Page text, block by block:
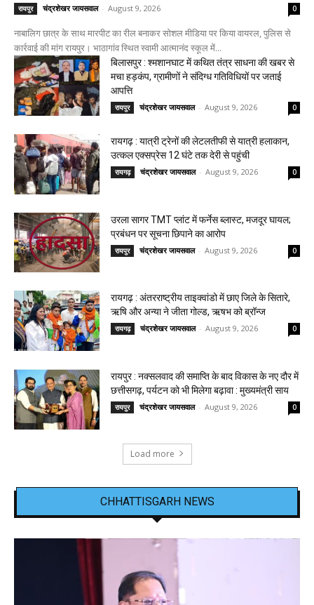
रायपुर चंद्रशेखर जायसवाल - August 9, 2026 0
नाबालिग छात्र के साथ मारपीट का रील बनाकर सोशल मीडिया पर किया वायरल, पुलिस से
कार्रवाई की मांग रायपुर। भाठागांव स्थित स्वामी आत्मानंद स्कूल में...
बिलासपुर : श्मशानघाट में कथित तंत्र साधना की खबर से
मचा हड़कंप, ग्रामीणों ने संदिग्ध गतिविधियों पर जताई
आपत्ति
रायपुर चंद्रशेखर जायसवाल - August 9, 2026 0
रायगढ़ : यात्री ट्रेनों की लेटलतीफी से यात्री हलाकान,
उत्कल एक्सप्रेस 12 घंटे तक देरी से पहुंची
रायगढ़ चंद्रशेखर जायसवाल - August 9, 2026 0
उरला सागर TMT प्लांट में फर्नेस ब्लास्ट, मजदूर घायल;
प्रबंधन पर सूचना छिपाने का आरोप
रायपुर चंद्रशेखर जायसवाल - August 9, 2026 0
रायगढ़ : अंतरराष्ट्रीय ताइक्वांडो में छाए जिले के सितारे,
ऋषि और अन्या ने जीता गोल्ड, ऋषभ को ब्रॉन्ज
रायगढ़ चंद्रशेखर जायसवाल - August 9, 2026 0
रायपुर : नक्सलवाद की समाप्ति के बाद विकास के नए दौर में
छत्तीसगढ़, पर्यटन को भी मिलेगा बढ़ावा : मुख्यमंत्री साय
रायपुर चंद्रशेखर जायसवाल - August 9, 2026 0
Load more
CHHATTISGARH NEWS